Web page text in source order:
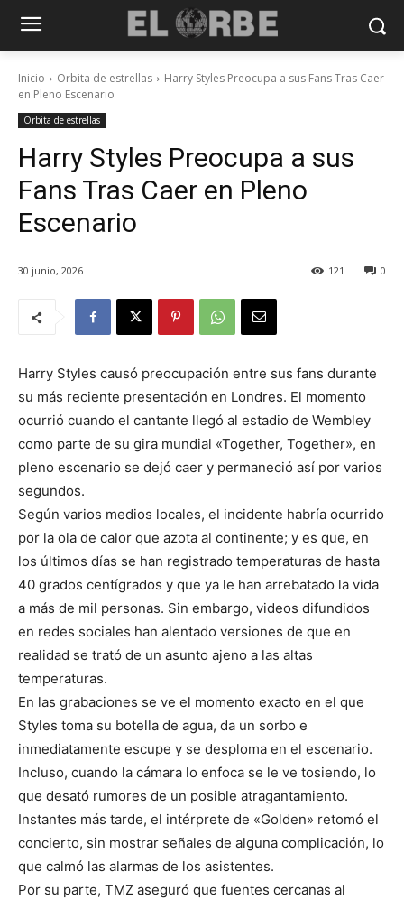
Inicio Orbita de estrellas
Harry Styles Preocupa a sus Fans Tras Caer
en Pleno Escenario
Orbita de estrellas
Harry Styles Preocupa a sus
Fans Tras Caer en Pleno
Escenario
30 junio, 2026 0
121
Harry Styles causó preocupación entre sus fans durante
su más reciente presentación en Londres. El momento
ocurrió cuando el cantante llegó al estadio de Wembley
como parte de su gira mundial «Together, Together», en
pleno escenario se dejó caer y permaneció así por varios
segundos.
Según varios medios locales, el incidente habría ocurrido
por la ola de calor que azota al continente; y es que, en
los últimos días se han registrado temperaturas de hasta
40 grados centígrados y que ya le han arrebatado la vida
a más de mil personas. Sin embargo, videos difundidos
en redes sociales han alentado versiones de que en
realidad se trató de un asunto ajeno a las altas
temperaturas.
En las grabaciones se ve el momento exacto en el que
Styles toma su botella de agua, da un sorbo e
inmediatamente escupe y se desploma en el escenario.
Incluso, cuando la cámara lo enfoca se le ve tosiendo, lo
que desató rumores de un posible atragantamiento.
Instantes más tarde, el intérprete de «Golden» retomó el
concierto, sin mostrar señales de alguna complicación, lo
que calmó las alarmas de los asistentes.
Por su parte, TMZ aseguró que fuentes cercanas al